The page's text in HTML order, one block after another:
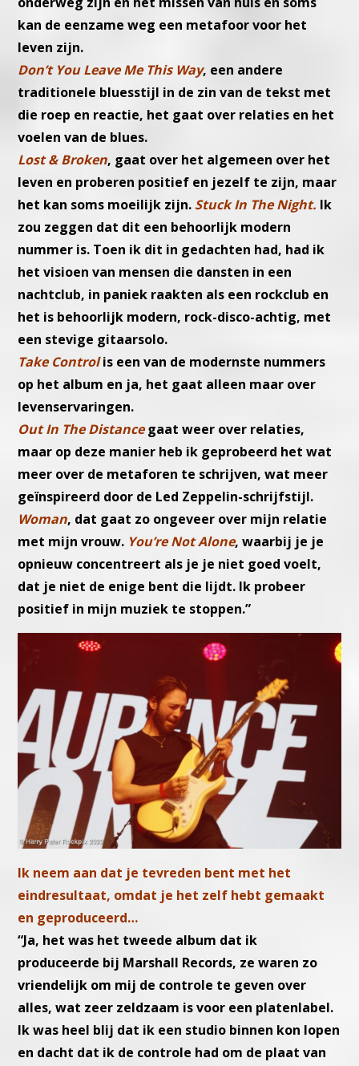
kan de eenzame weg een metafoor voor het
leven zijn.
Don’t You Leave Me This Way, een andere
traditionele bluesstijl in de zin van de tekst met
die roep en reactie, het gaat over relaties en het
voelen van de blues.
Lost & Broken, gaat over het algemeen over het
leven en proberen positief en jezelf te zijn, maar
het kan soms moeilijk zijn. Stuck In The Night. Ik
zou zeggen dat dit een behoorlijk modern
nummer is. Toen ik dit in gedachten had, had ik
het visioen van mensen die dansten in een
nachtclub, in paniek raakten als een rockclub en
het is behoorlijk modern, rock-disco-achtig, met
een stevige gitaarsolo.
Take Control is een van de modernste nummers
op het album en ja, het gaat alleen maar over
levenservaringen.
Out In The Distancegaat weer over relaties,
maar op deze manier heb ik geprobeerd het wat
meer over de metaforen te schrijven, wat meer
geïnspireerd door de Led Zeppelin-schrijfstijl.
Woman, dat gaat zo ongeveer over mijn relatie
met mijn vrouw. You’re Not Alone, waarbij je je
opnieuw concentreert als je je niet goed voelt,
dat je niet de enige bent die lijdt. Ik probeer
positief in mijn muziek te stoppen.”
Ik neem aan dat je tevreden bent met het
eindresultaat, omdat je het zelf hebt gemaakt
en geproduceerd…
“Ja, het was het tweede album dat ik
produceerde bij Marshall Records, ze waren zo
vriendelijk om mij de controle te geven over
alles, wat zeer zeldzaam is voor een platenlabel.
Ik was heel blij dat ik een studio binnen kon lopen
en dacht dat ik de controle had om de plaat van